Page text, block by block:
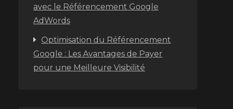
avec le Référencement Google
AdWords
Optimisation du Référencement
Google : Les Avantages de Payer
pour une Meilleure Visibilité